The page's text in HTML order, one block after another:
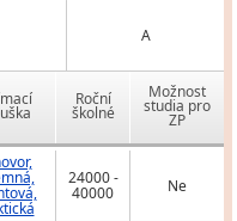
A
Roční
školné
Možnost
studia pro
ZP
24000 -
40000 Ne